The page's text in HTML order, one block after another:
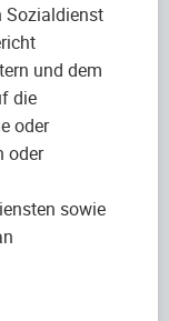
Sozialdienst
und dem
die
oder
oder
sowie